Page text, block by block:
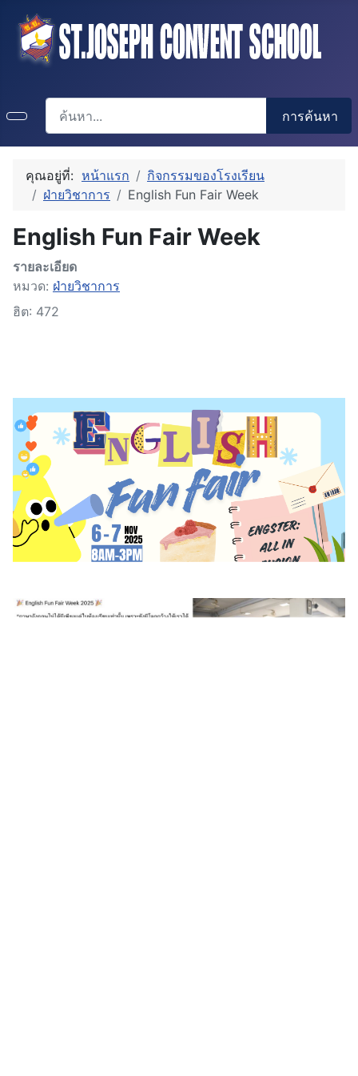
การค้นหา
การค้นหา
คุณอยู่ที่: หน้าแรก
กิจกรรมของโรงเรียน
ฝ่ายวิชาการ
English Fun Fair Week
English Fun Fair Week
รายละเอียด
หมวด: ฝ่ายวิชาการ
ฮิต: 472